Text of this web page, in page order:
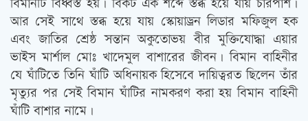
আর সেই সাথে স্তব্ধ হয়ে যায় স্কোয়াড্রন লিডার মফিজুল হক
এবং জাতির শ্রেষ্ঠ সন্তান অকুতোভয় বীর মুক্তিযোদ্ধা এয়ার
ভাইস মার্শাল মোঃ খাদেমুল বাশারের জীবন। বিমান বাহিনীর
যে ঘাঁটিতে তিনি ঘাঁটি অধিনায়ক হিসেবে দায়িত্বরত ছিলেন তাঁর
মৃত্যুর পর সেই বিমান ঘাঁটির নামকরণ করা হয় বিমান বাহিনী
ঘাঁটি বাশার নামে।